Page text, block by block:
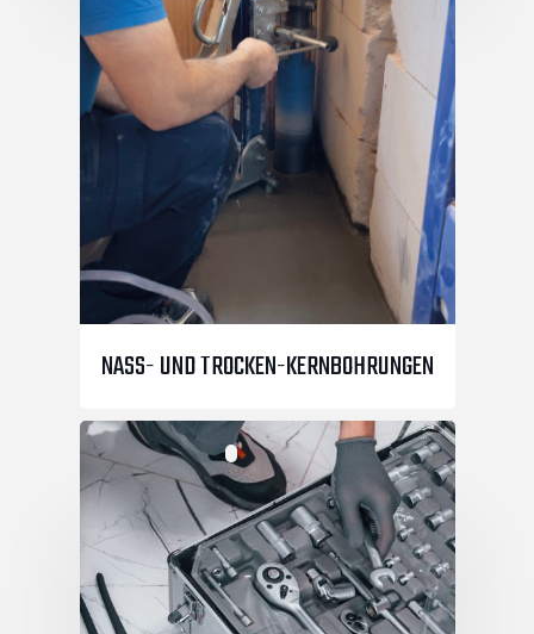
NASS- UND TROCKEN-KERNBOHRUNGEN